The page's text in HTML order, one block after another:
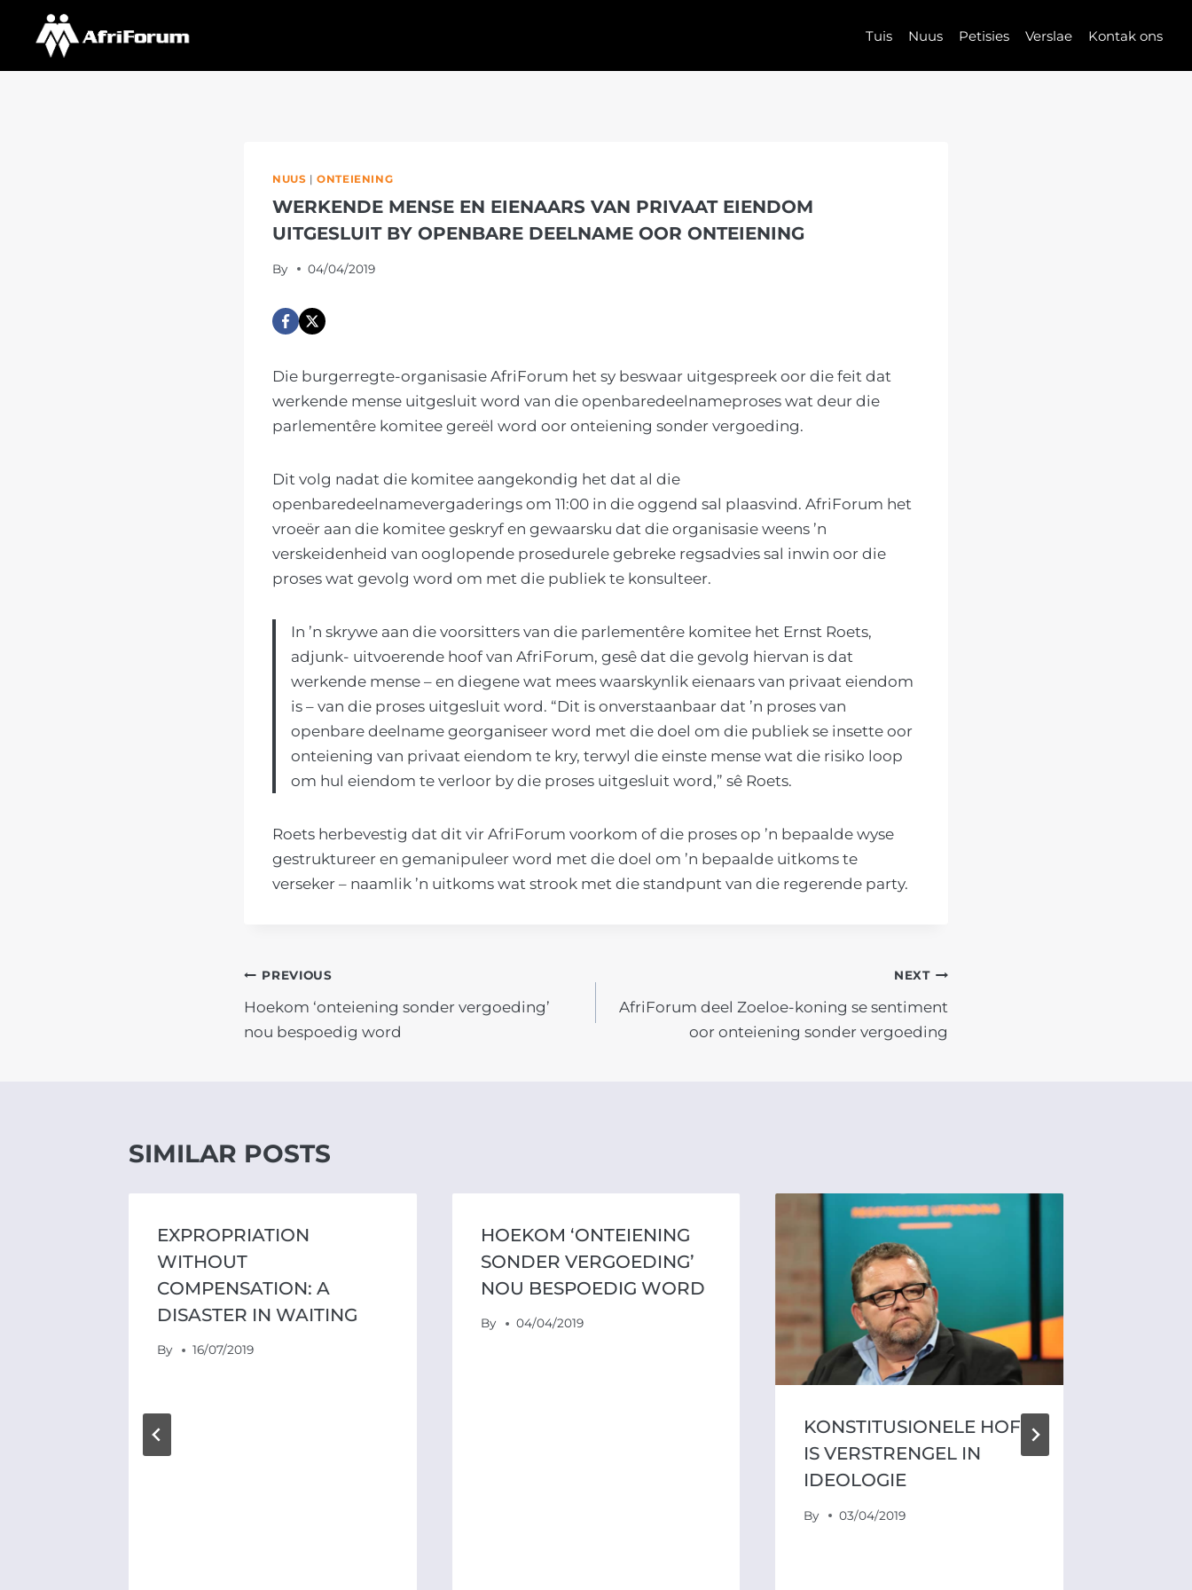
content
Tuis Nuus Petisies Verslae Kontak ons
NUUS |ONTEIENING
WERKENDE MENSE EN EIENAARS VAN PRIVAAT EIENDOM
UITGESLUIT BY OPENBARE DEELNAME OOR ONTEIENING
By 04/04/2019
Die burgerregte-organisasie AfriForum het sy beswaar uitgespreek oor die feit dat
werkende mense uitgesluit word van die openbaredeelnameproses wat deur die
parlementêre komitee gereël word oor onteiening sonder vergoeding.
Dit volg nadat die komitee aangekondig het dat al die
openbaredeelnamevergaderings om 11:00 in die oggend sal plaasvind. AfriForum het
vroeër aan die komitee geskryf en gewaarsku dat die organisasie weens ’n
verskeidenheid van ooglopende prosedurele gebreke regsadvies sal inwin oor die
proses wat gevolg word om met die publiek te konsulteer.
In ’n skrywe aan die voorsitters van die parlementêre komitee het Ernst Roets,
adjunk- uitvoerende hoof van AfriForum, gesê dat die gevolg hiervan is dat
werkende mense – en diegene wat mees waarskynlik eienaars van privaat eiendom
is – van die proses uitgesluit word. “Dit is onverstaanbaar dat ’n proses van
openbare deelname georganiseer word met die doel om die publiek se insette oor
onteiening van privaat eiendom te kry, terwyl die einste mense wat die risiko loop
om hul eiendom te verloor by die proses uitgesluit word,” sê Roets.
Roets herbevestig dat dit vir AfriForum voorkom of die proses op ’n bepaalde wyse
gestruktureer en gemanipuleer word met die doel om ’n bepaalde uitkoms te
verseker – naamlik ’n uitkoms wat strook met die standpunt van die regerende party.
POST
NAVIGATION
PREVIOUS
Hoekom ‘onteiening sonder vergoeding’
nou bespoedig word
NEXT
AfriForum deel Zoeloe-koning se sentiment
oor onteiening sonder vergoeding
SIMILAR POSTS
EXPROPRIATION
WITHOUT
COMPENSATION: A
DISASTER IN WAITING
By 16/07/2019
HOEKOM ‘ONTEIENING
SONDER VERGOEDING’
NOU BESPOEDIG WORD
By 04/04/2019
KONSTITUSIONELE HOF
IS VERSTRENGEL IN
IDEOLOGIE
By 03/04/2019